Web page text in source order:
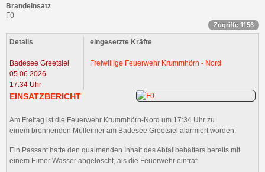
Brandeinsatz
F0
Zugriffe 1156
Details
Badesee Greetsiel
05.06.2026
17:34 Uhr
eingesetzte Kräfte
Freiwillige Feuerwehr Krummhörn - Nord
EINSATZBERICHT
Am Freitag ist die Feuerwehr Krummhörn-Nord um 17:34 Uhr zu
einem brennenden Mülleimer am Badesee Greetsiel alarmiert worden.
Ein Passant hatte den qualmenden Inhalt des Abfallbehälters bereits mit
einem Eimer Wasser abgelöscht, als die Feuerwehr eintraf.